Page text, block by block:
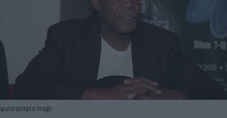
φωτογραφία Imago